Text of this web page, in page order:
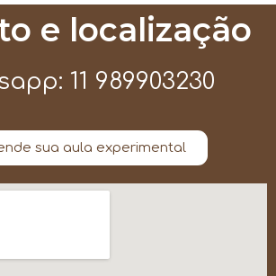
e localização
11 989903230
sua aula experimental